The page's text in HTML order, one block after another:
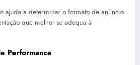
ajuda a determinar o formato de anúncio
que melhor se adequa à
Performance